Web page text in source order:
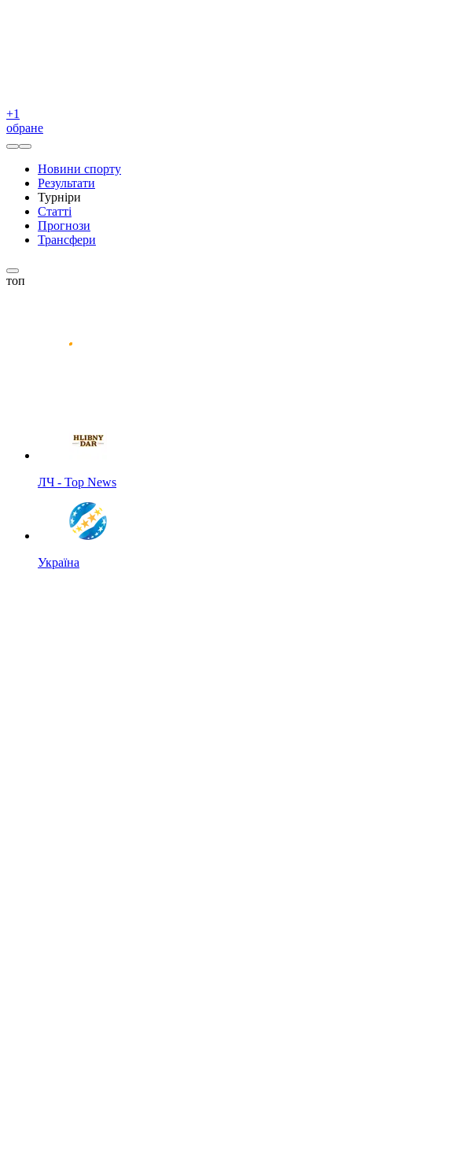
+1
обране
Новини спорту
Результати
Турніри
Статті
Прогнози
Трансфери
топ
ЛЧ - Top News
Україна